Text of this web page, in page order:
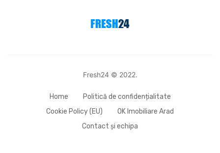
Fresh24 © 2022.
Home
Politică de confidențialitate
Cookie Policy (EU)
OK Imobiliare Arad
Contact și echipa